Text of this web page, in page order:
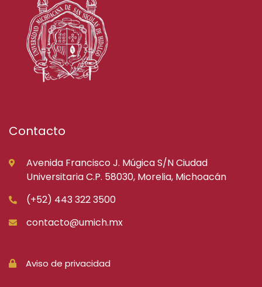
Contacto
Avenida Francisco J. Múgica S/N Ciudad
Universitaria C.P. 58030, Morelia, Michoacán
(+52) 443 322 3500
contacto@umich.mx
Aviso de privacidad